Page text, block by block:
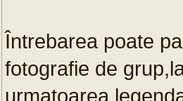
Întrebarea poate
fotografie de
urmatoarea